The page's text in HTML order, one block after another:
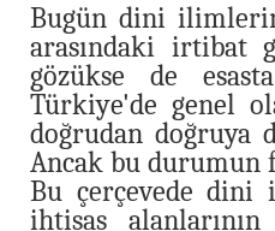
Bugün dini
arasındaki irtibat
gözükse de
Türkiye'de genel
doğrudan
Ancak bu durumun
Bu çerçevede dini
ihtisas